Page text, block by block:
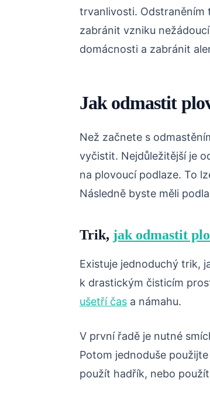
trvanlivosti. Odstraněním
zabránit vzniku
domácnosti a zabránit
Jak odmastit
Než začnete s
vyčistit. Nejdůležitější je
na plovoucí podlaze. To
Následně byste měli
Trik, jak odmastit
Existuje jednoduchý trik,
k drastickým čisticím
ušetří čas a námahu.
V první řadě je nutné
Potom jednoduše
použít hadřík, nebo